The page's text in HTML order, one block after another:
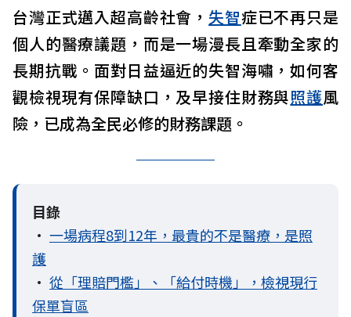
台灣正式邁入超高齡社會， 失智症已不再只是
個人的醫療議題，而是一場漫長且牽動全家的
長期抗戰。面對日益逼近的失智海嘯，如何客
觀檢視現有保障缺口，及早接住財務與照護風
險，已成為全民必修的財務課題。
目錄
• 一場病程8到12年，最貴的不是醫療，是照
護
• 從「理賠門檻」、「給付時機」，檢視現行
保單盲區